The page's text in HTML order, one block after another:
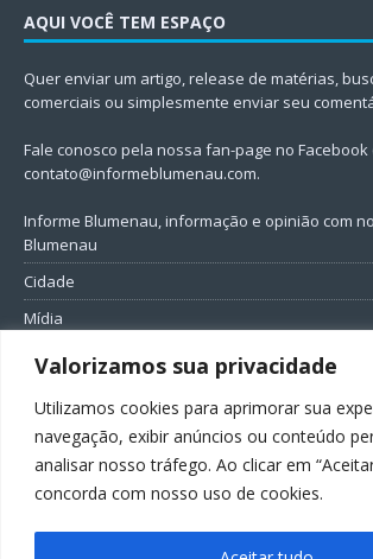
Valorizamos sua privacidade
Utilizamos cookies para aprimorar sua
navegação, exibir anúncios ou conteúdo
analisar nosso tráfego. Ao clicar em
concorda com nosso uso de cookies.
AQUI VOCÊ TEM ESPAÇO
Quer enviar um artigo, release de matérias,
comerciais ou simplesmente enviar seu
Fale conosco pela nossa fan-page no Facebook
contato@informeblumenau.com.
Informe Blumenau, informação e opinião com
Blumenau
Cidade
Mídia
Entretenimento
Política